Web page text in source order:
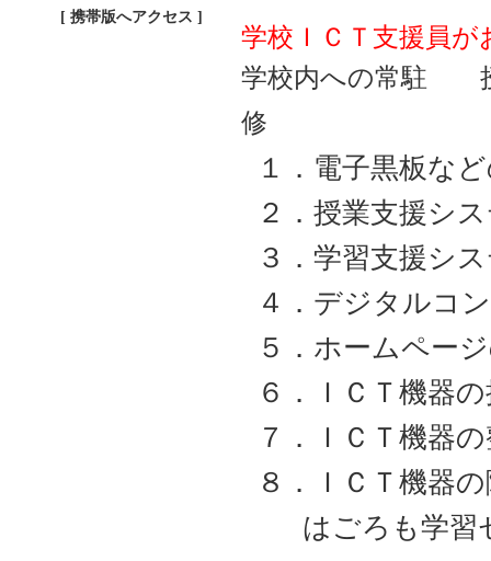
学校ＩＣＴ支援員
学校内への常駐
修
１．電子黒板な
２．授業支援シ
３．学習支援シ
４．デジタルコ
５．ホームペー
６．ＩＣＴ機器
７．ＩＣＴ機器
８．ＩＣＴ機器
はごろも学習セ
[ 携帯版へアクセス ]